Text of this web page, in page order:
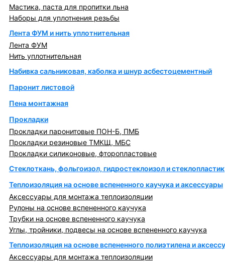
Мастика, паста для пропитки льна
Наборы для уплотнения резьбы
Лента ФУМ и нить уплотнительная
Лента ФУМ
Нить уплотнительная
Набивка сальниковая, каболка и шнур асбестоцементный
Паронит листовой
Пена монтажная
Прокладки
Прокладки паронитовые ПОН-Б, ПМБ
Прокладки резиновые ТМКЩ, МБС
Прокладки силиконовые, фторопластовые
Стеклоткань, фольгоизол, гидростеклоизол и стеклопластик
Теплоизоляция на основе вспененного каучука и аксессуары
Аксессуары для монтажа теплоизоляции
Рулоны на основе вспененного каучука
Трубки на основе вспененного каучука
Углы, тройники, подвесы на основе вспененного каучука
Теплоизоляция на основе вспененного полиэтилена и
Аксессуары для монтажа теплоизоляции